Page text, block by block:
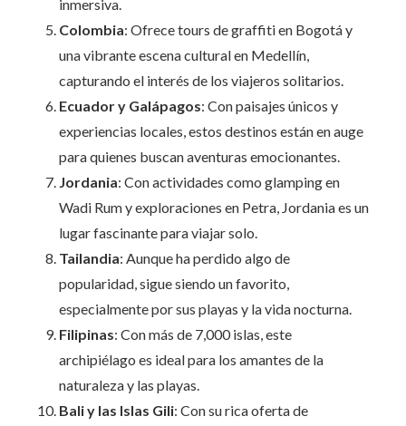
inmersiva.
Colombia: Ofrece tours de graffiti en Bogotá y
una vibrante escena cultural en Medellín,
capturando el interés de los viajeros solitarios.
Ecuador y Galápagos: Con paisajes únicos y
experiencias locales, estos destinos están en auge
para quienes buscan aventuras emocionantes.
Jordania: Con actividades como glamping en
Wadi Rum y exploraciones en Petra, Jordania es un
lugar fascinante para viajar solo.
Tailandia: Aunque ha perdido algo de
popularidad, sigue siendo un favorito,
especialmente por sus playas y la vida nocturna.
Filipinas: Con más de 7,000 islas, este
archipiélago es ideal para los amantes de la
naturaleza y las playas.
Bali y las Islas Gili: Con su rica oferta de